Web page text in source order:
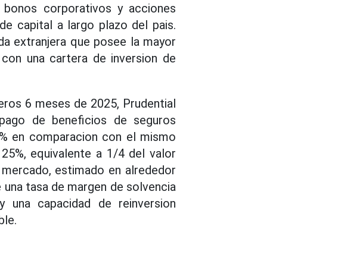
corporativos y acciones
capital a largo plazo del pais.
extranjera que posee la mayor
una cartera de inversion de
6 meses de 2025, Prudential
de beneficios de seguros
en comparacion con el mismo
equivalente a 1/4 del valor
estimado en alrededor
tasa de margen de solvencia
capacidad de reinversion